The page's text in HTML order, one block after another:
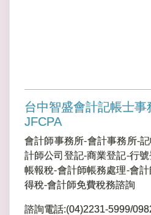
台中智盛會計記帳士
JFCPA
會計師事務所-會計事務所-
計師公司登記-商業登記-行
帳報稅-會計師帳務處理-會
得稅-會計師免費稅務諮詢
諮詢電話:(04)2231-5999/